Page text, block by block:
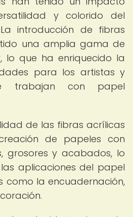
y colorido del
introducción de fibras
una amplia gama de
lo que ha enriquecido la
para los artistas y
trabajan con papel
de las fibras acrílicas
de papeles con
grosores y acabados, lo
aplicaciones del papel
como la encuadernación,